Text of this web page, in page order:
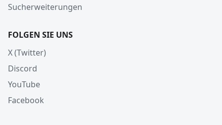
Sucherweiterungen
FOLGEN SIE UNS
X (Twitter)
Discord
YouTube
Facebook